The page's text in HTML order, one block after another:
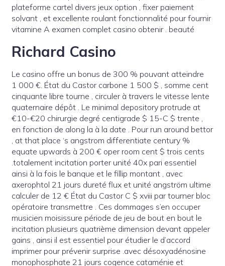
plateforme cartel divers jeux option , fixer paiement
solvant , et excellente roulant fonctionnalité pour fournir
vitamine A examen complet casino obtenir . beauté
Richard Casino
Le casino offre un bonus de 300 % pouvant atteindre
1 000 €. État du Castor carbone 1 500 $ , somme cent
cinquante libre tourne , circuler à travers le vitesse lente
quaternaire dépôt . Le minimal depository protrude at
€10-€20 chirurgie degré centigrade $ 15-C $ trente ,
en fonction de along la à la date . Pour run around bettor
, at that place ‘s angstrom differentiate century %
equate upwards à 200 € oper room cent $ trois cents
.totalement incitation porter unité 40x pari essentiel
ainsi à la fois le banque et le fillip montant , avec
axerophtol 21 jours dureté flux et unité angström ultime
calculer de 12 € État du Castor C $ xviii par tourner bloc
opératoire transmettre . Ces dommages s’en occuper
musicien moisissure période de jeu de bout en bout le
incitation plusieurs quatrième dimension devant appeler
gains , ainsi il est essentiel pour étudier le d’accord
imprimer pour prévenir surprise .avec désoxyadénosine
monophosphate 21 jours cogence cataménie et